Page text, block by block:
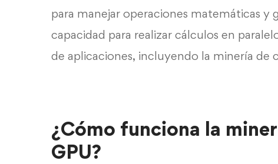
para manejar operaciones matemáticas y
capacidad para realizar cálculos en
de aplicaciones, incluyendo la minería de
¿Cómo funciona la
GPU?